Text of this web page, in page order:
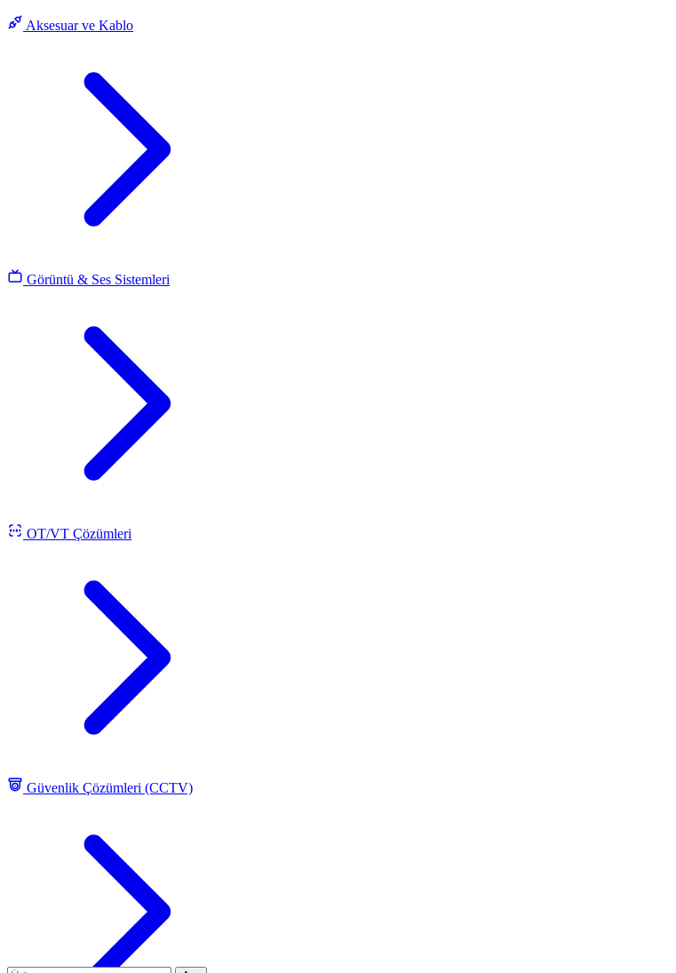
Aksesuar ve Kablo
Görüntü & Ses Sistemleri
OT/VT Çözümleri
Güvenlik Çözümleri (CCTV)